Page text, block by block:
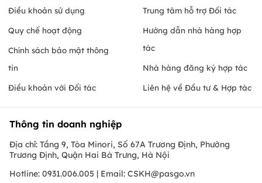
Điều khoản sử dụng
Quy chế hoạt động
Chính sách bảo mật thông
tin
Điều khoản với Đối tác
Trung tâm hỗ trợ Đối tác
Hướng dẫn nhà hàng hợp
tác
Nhà hàng đăng ký hợp tác
Liên hệ về Đầu tư & Hợp tác
Thông tin doanh nghiệp
Địa chỉ: Tầng 9, Tòa Minori, Số 67A Trương Định, Phường
Trương Định, Quận Hai Bà Trưng, Hà Nội
Hotline: 0931.006.005 | Email: CSKH@pasgo.vn